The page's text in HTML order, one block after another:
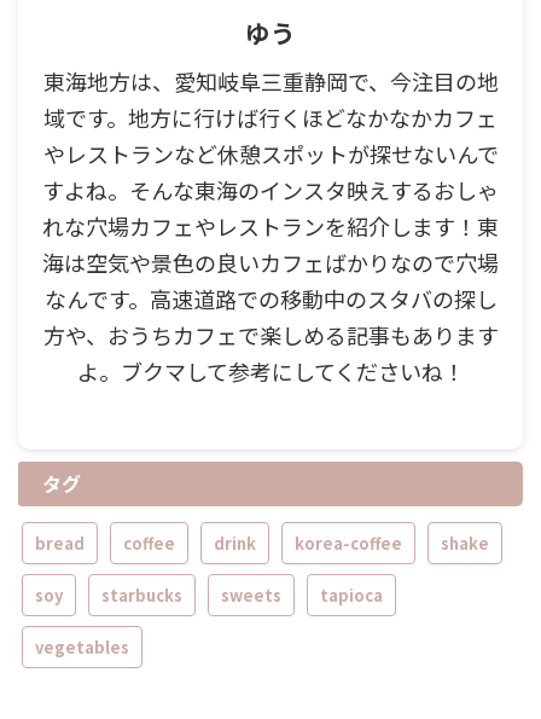
ゆう
東海地方は、愛知岐阜三重静岡で、今注目の地
域です。地方に行けば行くほどなかなかカフェ
やレストランなど休憩スポットが探せないんで
すよね。そんな東海のインスタ映えするおしゃ
れな穴場カフェやレストランを紹介します！東
海は空気や景色の良いカフェばかりなので穴場
なんです。高速道路での移動中のスタバの探し
方や、おうちカフェで楽しめる記事もあります
よ。ブクマして参考にしてくださいね！
タグ
bread coffee drink korea-coffee shake
soy starbucks sweets tapioca
vegetables